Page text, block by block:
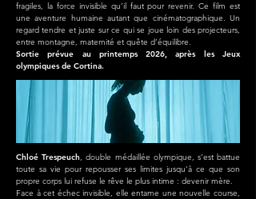
fragiles, la force invisible qu’il faut pour revenir. Ce film est
une aventure humaine autant que cinématographique. Un
regard tendre et juste sur ce qui se joue loin des projecteurs,
entre montagne, maternité et quête d’équilibre.
Sortie prévue au printemps 2026, après les Jeux
olympiques de Cortina.
Chloé Trespeuch, double médaillée olympique, s’est battue
toute sa vie pour repousser ses limites jusqu’à ce que son
propre corps lui refuse le rêve le plus intime : devenir mère.
Face à cet échec invisible, elle entame une nouvelle course,